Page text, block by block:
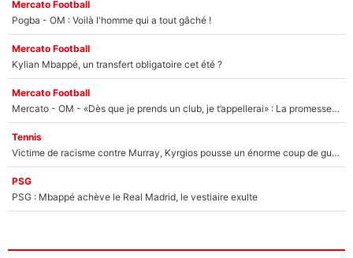
Mercato Football
Pogba - OM : Voilà l'homme qui a tout gâché !
Mercato Football
Kylian Mbappé, un transfert obligatoire cet été ?
Mercato Football
Mercato - OM - «Dès que je prends un club, je t’appellerai» : La promesse de Marcelino au moment de claquer la porte
Tennis
Victime de racisme contre Murray, Kyrgios pousse un énorme coup de gueule !
PSG
PSG : Mbappé achève le Real Madrid, le vestiaire exulte